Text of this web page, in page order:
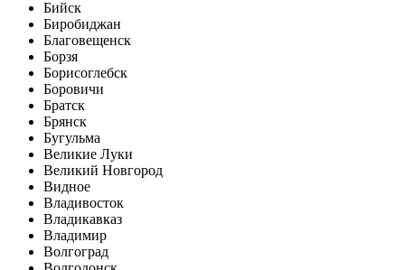
Бийск
Биробиджан
Благовещенск
Борзя
Борисоглебск
Боровичи
Братск
Брянск
Бугульма
Великие Луки
Великий Новгород
Видное
Владивосток
Владикавказ
Владимир
Волгоград